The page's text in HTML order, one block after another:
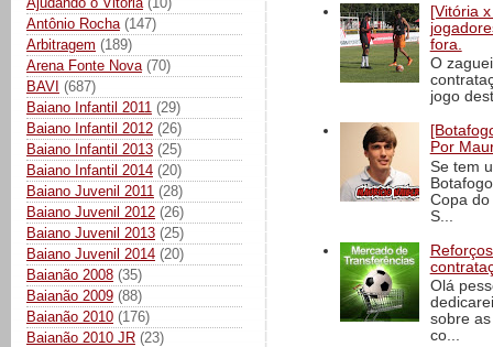
Antônio Rocha (147)
Arbitragem (189)
Arena Fonte Nova (70)
BAVI (687)
Baiano Infantil 2011 (29)
Baiano Infantil 2012 (26)
Baiano Infantil 2013 (25)
Baiano Infantil 2014 (20)
Baiano Juvenil 2011 (28)
Baiano Juvenil 2012 (26)
Baiano Juvenil 2013 (25)
Baiano Juvenil 2014 (20)
Baianão 2008 (35)
Baianão 2009 (88)
Baianão 2010 (176)
Baianão 2010 JR (23)
[Vitória
fora.
O
jogo
Por
Se tem
Copa
S...
Olá
sobre
co...